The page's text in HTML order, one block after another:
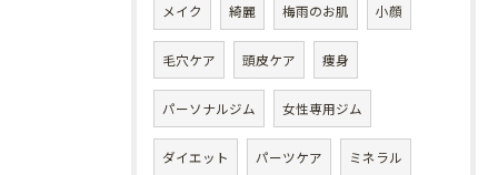
メイク 綺麗 梅雨のお肌 小顔
毛穴ケア 頭皮ケア 痩身
パーソナルジム 女性専用ジム
ダイエット パーツケア ミネラル